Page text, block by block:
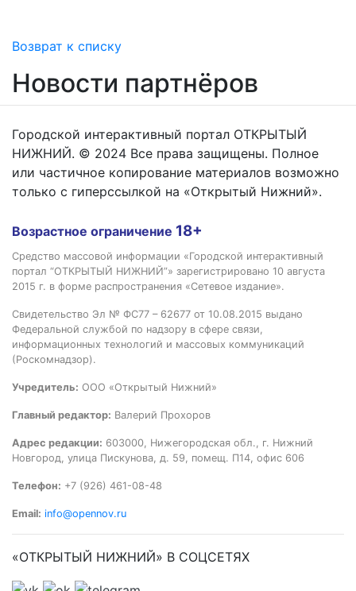
Возврат к списку
Новости партнёров
Городской интерактивный портал ОТКРЫТЫЙ
НИЖНИЙ. © 2024 Все права защищены. Полное
или частичное копирование материалов возможно
только с гиперссылкой на «Открытый Нижний».
Возрастное ограничение 18+
Средство массовой информации «Городской интерактивный
портал “ОТКРЫТЫЙ НИЖНИЙ”» зарегистрировано 10 августа
2015 г. в форме распространения «Сетевое издание».
Свидетельство Эл № ФС77 – 62677 от 10.08.2015 выдано
Федеральной службой по надзору в сфере связи,
информационных технологий и массовых коммуникаций
(Роскомнадзор).
Учредитель: ООО «Открытый Нижний»
Главный редактор: Валерий Прохоров
Адрес редакции: 603000, Нижегородская обл., г. Нижний
Новгород, улица Пискунова, д. 59, помещ. П14, офис 606
Телефон: +7 (926) 461-08-48
Email: info@opennov.ru
«ОТКРЫТЫЙ НИЖНИЙ» В СОЦСЕТЯХ